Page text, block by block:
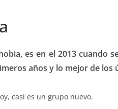
es en el 2013 cuando
años y lo mejor de los
casi es un grupo nuevo.